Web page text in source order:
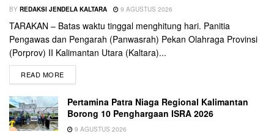
BY REDAKSI JENDELA KALTARA 9 AGUSTUS 2026
TARAKAN – Batas waktu tinggal menghitung hari. Panitia
Pengawas dan Pengarah (Panwasrah) Pekan Olahraga Provinsi
(Porprov) II Kalimantan Utara (Kaltara)...
READ MORE
Pertamina Patra Niaga Regional Kalimantan
Borong 10 Penghargaan ISRA 2026
9 AGUSTUS 2026